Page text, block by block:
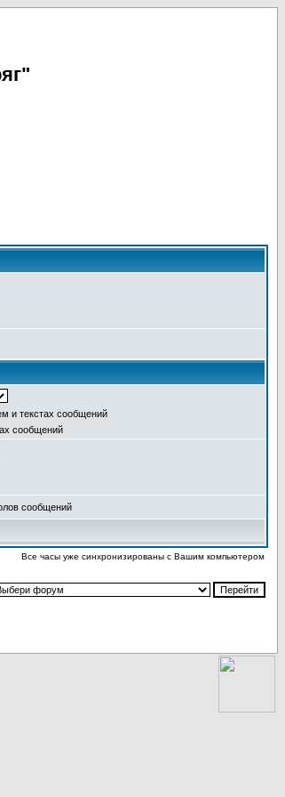
и текстах сообщений
сообщений
сообщений
Все часы уже синхронизированы с Вашим компьютером